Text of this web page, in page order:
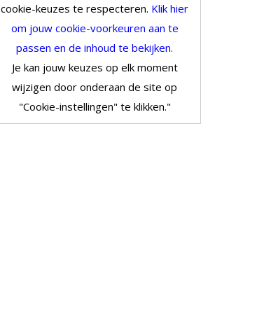
cookie-keuzes te respecteren. Klik hier
om jouw cookie-voorkeuren aan te
passen en de inhoud te bekijken.
Je kan jouw keuzes op elk moment
wijzigen door onderaan de site op
"Cookie-instellingen" te klikken."